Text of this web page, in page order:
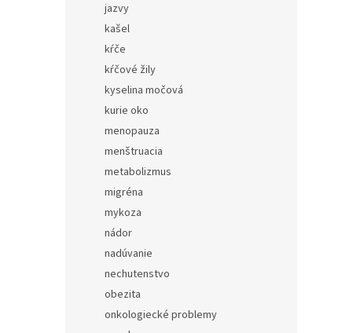
jazvy
kašel
kŕče
kŕčové žily
kyselina močová
kurie oko
menopauza
menštruacia
metabolizmus
migréna
mykoza
nádor
nadúvanie
nechutenstvo
obezita
onkologiecké problemy